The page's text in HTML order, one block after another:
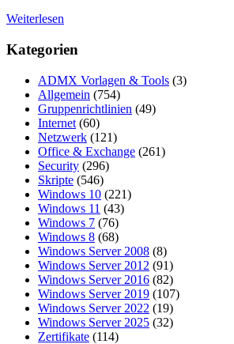
Weiterlesen
Kategorien
ADMX Vorlagen & Tools (3)
Allgemein (754)
Gruppenrichtlinien (49)
Internet (60)
Netzwerk (121)
Office & Exchange (261)
Security (296)
Skripte (546)
Windows 10 (221)
Windows 11 (43)
Windows 7 (76)
Windows 8 (68)
Windows Server 2008 (8)
Windows Server 2012 (91)
Windows Server 2016 (82)
Windows Server 2019 (107)
Windows Server 2022 (19)
Windows Server 2025 (32)
Zertifikate (114)